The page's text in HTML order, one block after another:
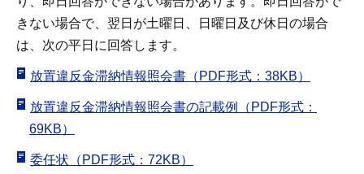
きない場合で、翌日が土曜日、日曜日及び休日の場合
は、次の平日に回答します。
放置違反金滞納情報照会書（PDF形式：38KB）
放置違反金滞納情報照会書の記載例（PDF形式：
69KB）
委任状（PDF形式：72KB）